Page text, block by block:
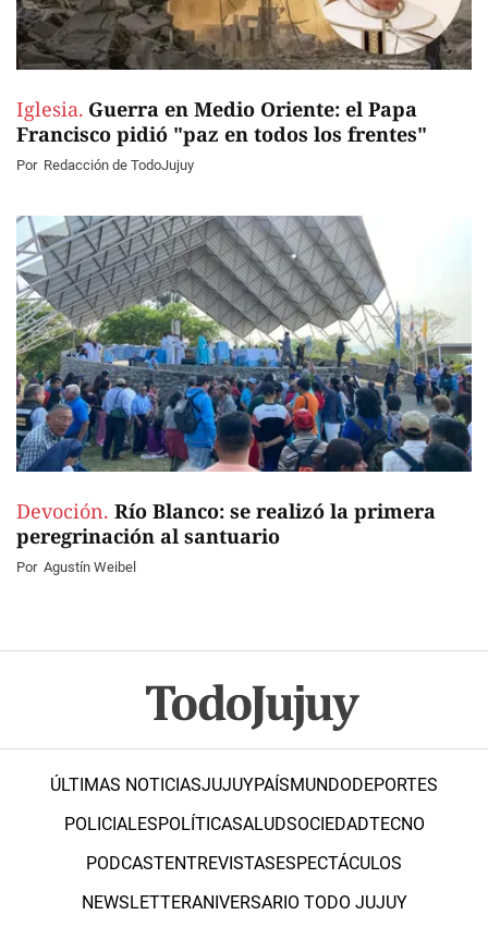
Iglesia. Guerra en Medio Oriente: el Papa
Francisco pidió "paz en todos los frentes"
Por Redacción de TodoJujuy
Devoción. Río Blanco: se realizó la primera
peregrinación al santuario
Por Agustín Weibel
ÚLTIMAS NOTICIASJUJUYPAÍSMUNDODEPORTES
POLICIALESPOLÍTICASALUDSOCIEDADTECNO
PODCASTENTREVISTASESPECTÁCULOS
NEWSLETTERANIVERSARIO TODO JUJUY